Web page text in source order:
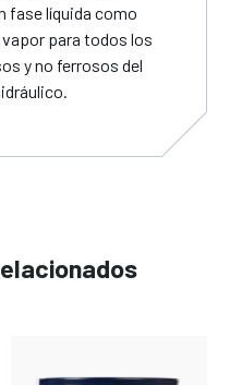
fase líquida como
para todos los
y no ferrosos del